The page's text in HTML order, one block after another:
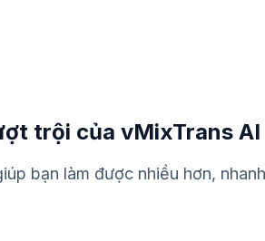
trội của vMixTrans AI
bạn làm được nhiều hơn,